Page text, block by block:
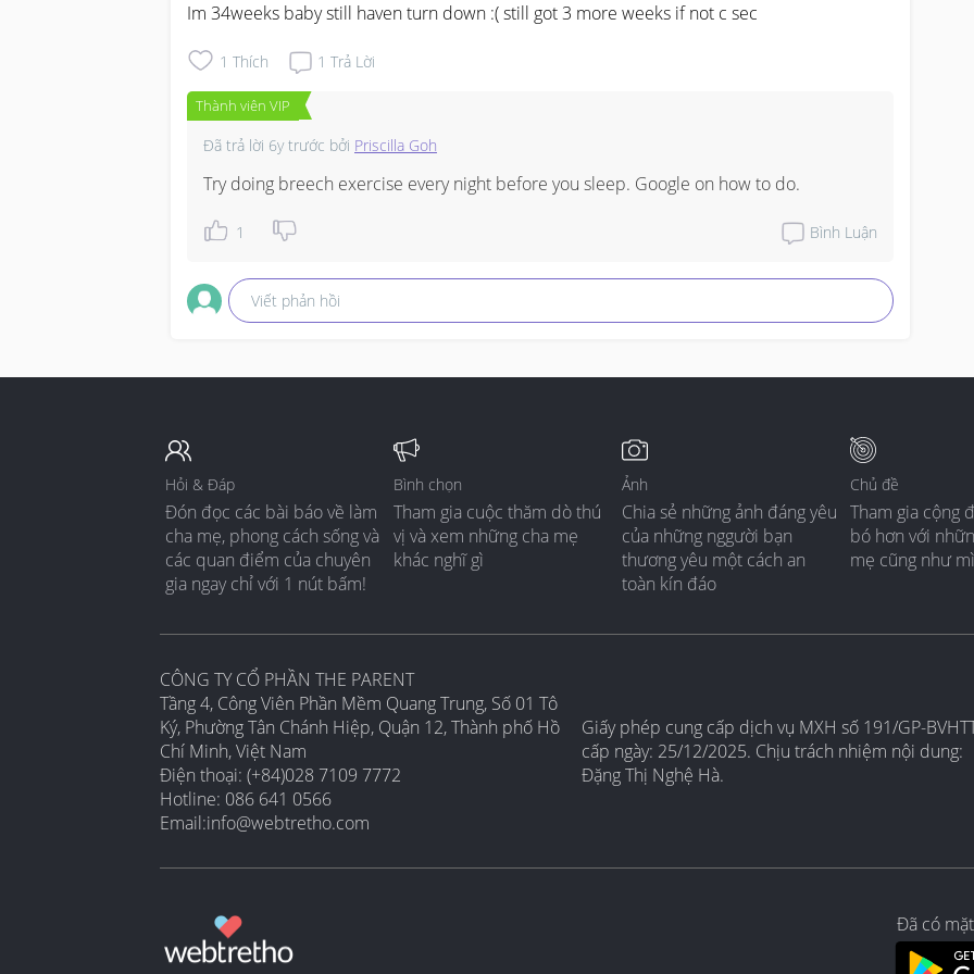
Im 34weeks baby still haven turn down :( still got 3 more weeks if not c sec
1 Thích 1 Trả Lời
Thành viên VIP
Đã trả lời 6y trước bởi Priscilla Goh
Try doing breech exercise every night before you sleep. Google on how to do.
1 Bình Luận
Viết phản hồi
Hỏi & Đáp
Đón đọc các bài báo về làm
cha mẹ, phong cách sống và
các quan điểm của chuyên
gia ngay chỉ với 1 nút bấm!
Bình chọn
Tham gia cuộc thăm dò thú
vị và xem những cha mẹ
khác nghĩ gì
Ảnh
Chia sẻ những ảnh đáng yêu
của những nggười bạn
thương yêu một cách an
toàn kín đáo
Chủ đề
Tham gia cộng
bó hơn với
mẹ cũng như
CÔNG TY CỔ PHẦN THE PARENT
Tầng 4, Công Viên Phần Mềm Quang Trung, Số 01 Tô
Ký, Phường Tân Chánh Hiệp, Quận 12, Thành phố Hồ
Chí Minh, Việt Nam
Điện thoại: (+84)028 7109 7772
Hotline: 086 641 0566
Email:info@webtretho.com
Giấy phép cung cấp dịch vụ MXH số 191/GP-
cấp ngày: 25/12/2025. Chịu trách nhiệm nội dung:
Đặng Thị Nghệ Hà.
Đã có